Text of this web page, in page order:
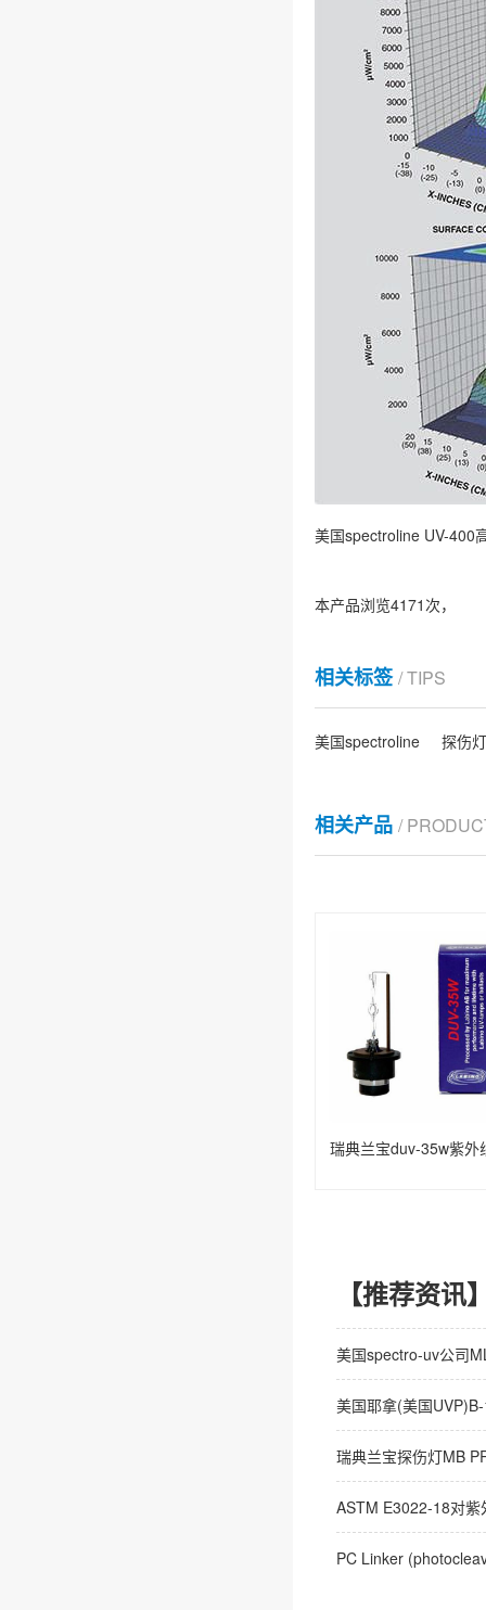
美国spectroline UV-400
本产品浏览4171次，
相关标签/ TIPS
美国spectroline 探伤灯
相关产品 /
瑞典兰宝duv-35w紫外
【推荐资讯
美国spectro-uv公司
美国耶拿(美国
瑞典兰宝探伤灯MB
ASTM E3022-18对
PC Linker